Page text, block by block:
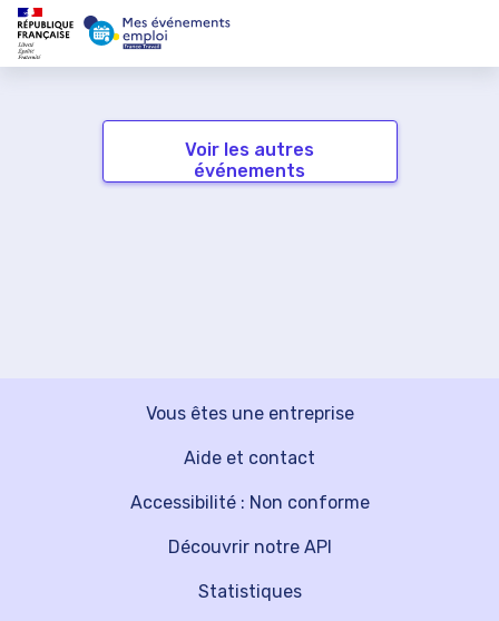
Voir les autres
événements
Vous êtes une entreprise
Découvrir notre API
Aide et contact
Statistiques
Accessibilité : Non conforme